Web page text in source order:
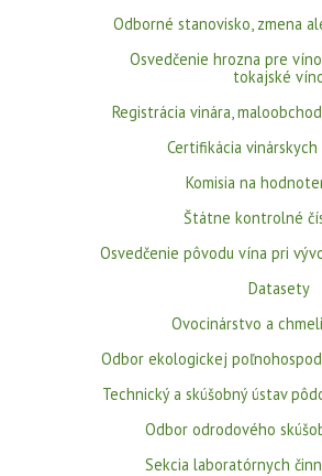
Odborné stanovisko, zmena
Osvedčenie hrozna pre
tokajské
Registrácia vinára,
Certifikácia
Komisia na
Štátne kontrolné
Osvedčenie pôvodu vína pri
Datasety
Ovocinárstvo a
Odbor ekologickej
Technický a skúšobný ústav
Odbor odrodového
Sekcia laboratórnych